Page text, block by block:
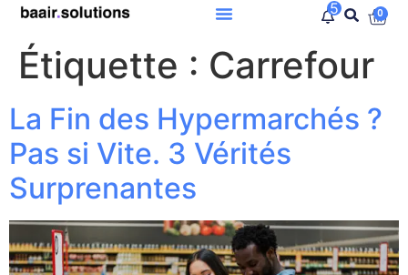
5 0
Étiquette : Carrefour
La Fin des Hypermarchés ?
Pas si Vite. 3 Vérités
Surprenantes